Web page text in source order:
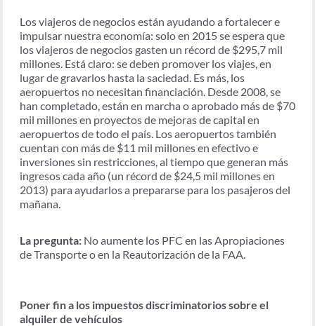
Los viajeros de negocios están ayudando a fortalecer e
impulsar nuestra economía: solo en 2015 se espera que
los viajeros de negocios gasten un récord de $295,7 mil
millones. Está claro: se deben promover los viajes, en
lugar de gravarlos hasta la saciedad. Es más, los
aeropuertos no necesitan financiación. Desde 2008, se
han completado, están en marcha o aprobado más de $70
mil millones en proyectos de mejoras de capital en
aeropuertos de todo el país. Los aeropuertos también
cuentan con más de $11 mil millones en efectivo e
inversiones sin restricciones, al tiempo que generan más
ingresos cada año (un récord de $24,5 mil millones en
2013) para ayudarlos a prepararse para los pasajeros del
mañana.
La pregunta: No aumente los PFC en las Apropiaciones
de Transporte o en la Reautorización de la FAA.
Poner fin a los impuestos discriminatorios sobre el
alquiler de vehículos